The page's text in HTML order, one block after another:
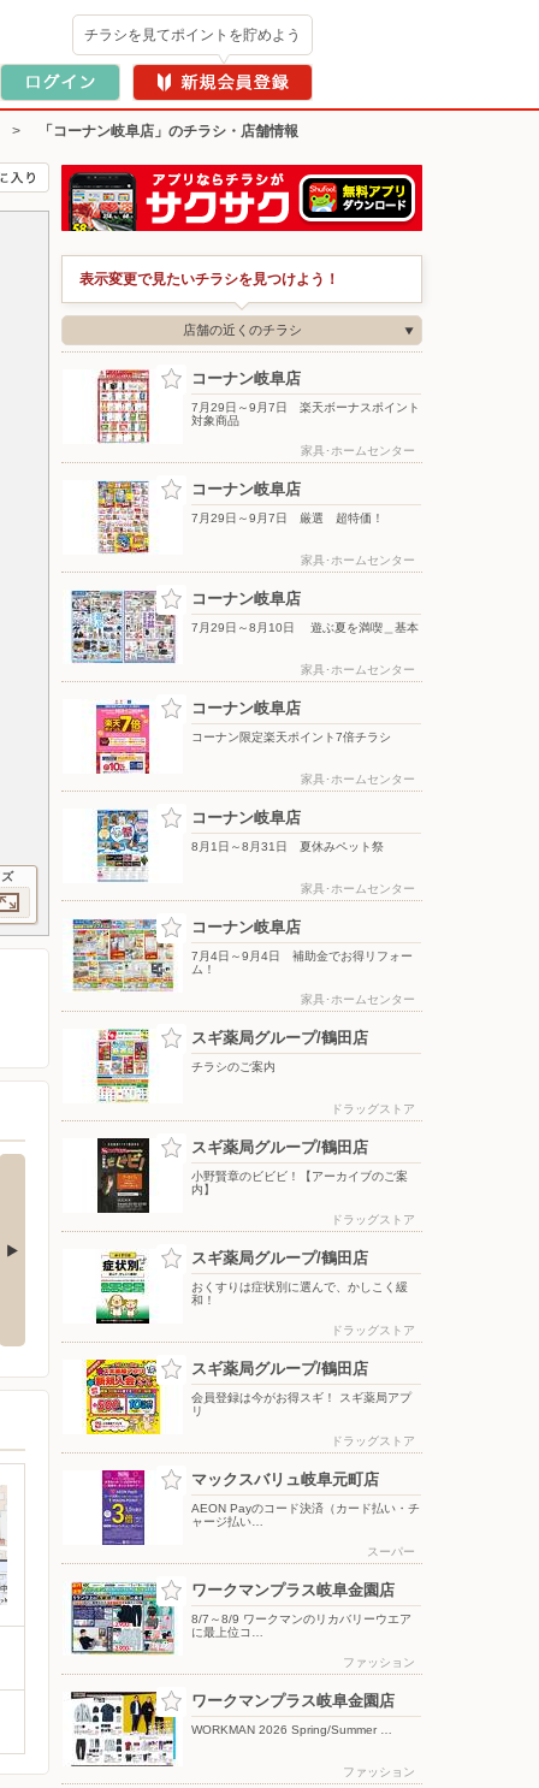
チラシを見てポイントを貯めよう
> 「コーナン岐阜店」のチラシ・店舗情報
ボーナス
7月4日〜9月4日 補助金でお得
リフォーム！
コーナン限定楽天ポイント7倍チ
表示変更で見たいチラシを見つけよう！
店舗の近くのチラシ
コーナン岐阜店
7月29日～9月7日 楽天ボーナスポイント
対象商品
家具･ホームセンター
コーナン岐阜店
7月29日～9月7日 厳選 超特価！
家具･ホームセンター
コーナン岐阜店
7月29日～8月10日 遊ぶ夏を満喫＿基本
家具･ホームセンター
コーナン岐阜店
コーナン限定楽天ポイント7倍チラシ
家具･ホームセンター
コーナン岐阜店
8月1日～8月31日 夏休みペット祭
家具･ホームセンター
コーナン岐阜店
7月4日～9月4日 補助金でお得リフォー
ム！
家具･ホームセンター
スギ薬局グループ/鶴田店
チラシのご案内
ドラッグストア
スギ薬局グループ/鶴田店
小野賢章のビビビ！【アーカイブのご案
内】
ドラッグストア
スギ薬局グループ/鶴田店
おくすりは症状別に選んで、かしこく緩
和！
ドラッグストア
スギ薬局グループ/鶴田店
会員登録は今がお得スギ！ スギ薬局アプ
リ
ドラッグストア
マックスバリュ岐阜元町店
AEON Payのコード決済（カード払い・チ
ャージ払い…
スーパー
ワークマンプラス岐阜金園店
8/7～8/9 ワークマンのリカバリーウエア
に最上位コ…
ファッション
ワークマンプラス岐阜金園店
WORKMAN 2026 Spring/Summer …
ファッション